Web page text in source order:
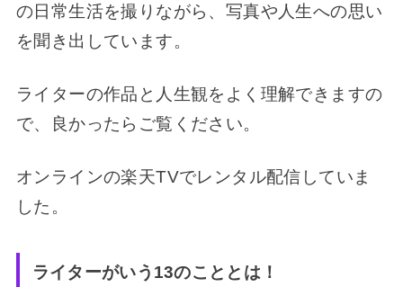
の日常生活を撮りながら、写真や人生への思い
を聞き出しています。
ライターの作品と人生観をよく理解できますの
で、良かったらご覧ください。
オンラインの楽天TVでレンタル配信していま
した。
ライターがいう13のこととは！